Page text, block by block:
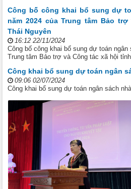
Công bố công khai bổ sung dự
năm 2024 của Trung tâm Bảo
Thái Nguyên
16:12 22/11/2024
Công bố công khai bổ sung dự toán
Trung tâm Bảo trợ và Công tác xã hội
Công khai bổ sung dự toán ngân
09:06 02/07/2024
Công khai bổ sung dự toán ngân sách